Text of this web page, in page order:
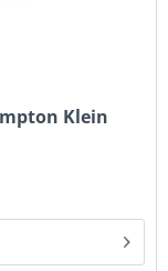
Klein